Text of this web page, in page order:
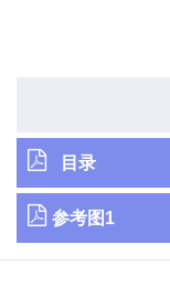
目录
参考图1